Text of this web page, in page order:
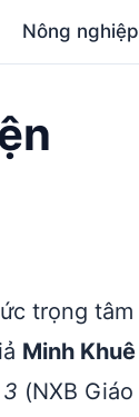
Nông nghiệp
trọng tâm
Minh Khuê
(NXB Giáo